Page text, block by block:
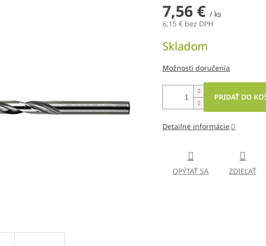
7,56 € / ks
6,15 € bez DPH
cena:
Skladom
Možnosti doručenia
PRIDAŤ DO
Detailné informácie
OPÝTAŤ SA ZDIEĽAŤ